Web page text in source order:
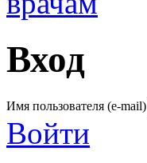
Вход
Имя пользователя (e-mail)
Войти